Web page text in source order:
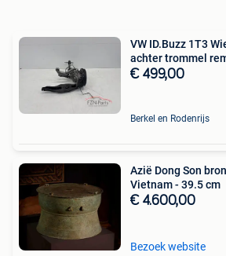
VW ID.Buzz 1T3
achter trommel
€ 499,00
Berkel en Rodenrijs
Azië Dong Son
Vietnam - 39.5 cm
€ 4.600,00
Bezoek website